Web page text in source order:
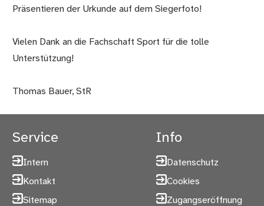
Präsentieren der Urkunde auf dem Siegerfoto!
Vielen Dank an die Fachschaft Sport für die tolle
Unterstützung!
Thomas Bauer, StR
Service
Intern
Kontakt
Sitemap
Info
Datenschutz
Cookies
Zugangseröffnung